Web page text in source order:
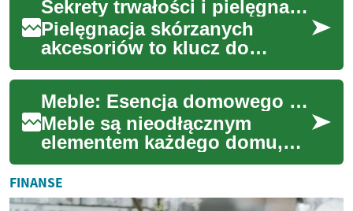
wskazówki dotyczące wyb...Sekrety trwałości i pielęgnacji skórzanych akcesoriów
Pielęgnacja skórzanych
akcesoriów to klucz do
zachowania ich piękna i
funkcjonalności na długie
lata. Torebki, portfe...
Meble: Esencja domowego komfortu i stylu
Meble są nieodłącznym
elementem każdego domu,
biura czy przestrzeni
publicznej. Stanowią one nie
tylko funkcjonalne w...
FINANSE